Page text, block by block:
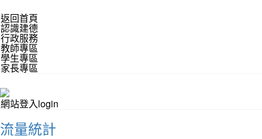
返回首頁
認識建德
行政服務
教師專區
學生專區
家長專區
網站登入login
流量統計